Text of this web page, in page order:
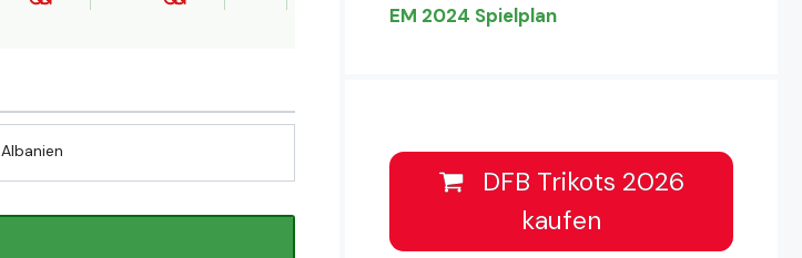
Albanien
EM 2024 Spielplan
DFB Trikots 2026
kaufen